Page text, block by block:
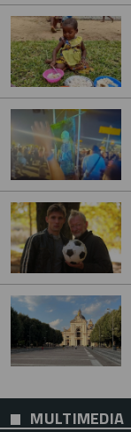
MULTIMEDIA